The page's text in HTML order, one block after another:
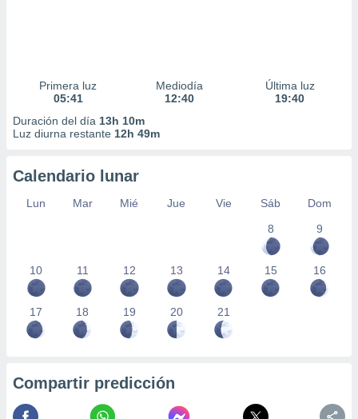
Primera luz
05:41
Mediodía
12:40
Última luz
19:40
Duración del día 13h 10m
Luz diurna restante 12h 49m
Calendario lunar
Lun Mar Mié Jue Vie Sáb
Dom
8
9
10 11 12 13 14 15 16
17 18 19 20 21
Compartir predicción